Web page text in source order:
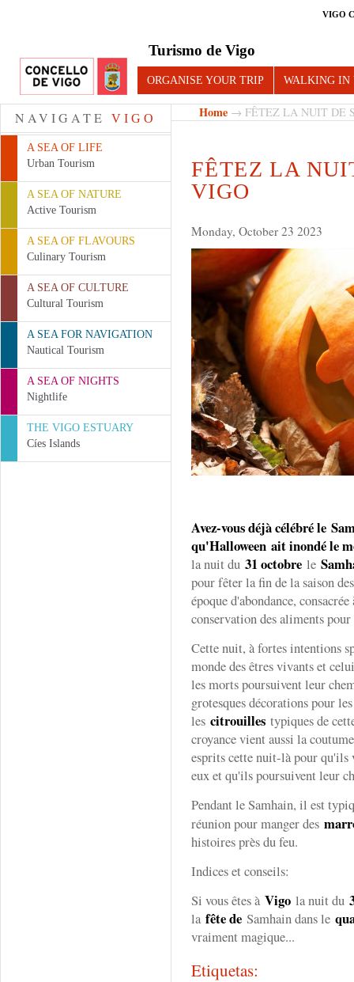
VIGO
Turismo de Vigo
ORGANISE YOUR TRIP WALKING IN
NAVIGATE VIGO
A SEA OF LIFE
Urban Tourism
A SEA OF NATURE
Active Tourism
A SEA OF FLAVOURS
Culinary Tourism
A SEA OF CULTURE
Cultural Tourism
A SEA FOR NAVIGATION
Nautical Tourism
A SEA OF NIGHTS
Nightlife
THE VIGO ESTUARY
Cíes Islands
Home → FÊTEZ LA NUIT DE
FÊTEZ LA
VIGO
Monday, October 23 2023
Avez-vous déjà célébré le
qu'Halloween ait inondé le
la nuit du 31 octobre le
pour fêter la fin de la saison
époque d'abondance,
conservation des aliments
Cette nuit, à fortes intentions
monde des êtres vivants et
les morts poursuivent leur
grotesques décorations pour
les citrouilles typiques de
croyance vient aussi la
esprits cette nuit-là pour qu'ils
eux et qu'ils poursuivent leur
Pendant le Samhain, il est
réunion pour manger des
histoires près du feu.
Indices et conseils:
Si vous êtes à Vigo la nuit du
la fête de Samhain dans le
vraiment magique...
Etiquetas: